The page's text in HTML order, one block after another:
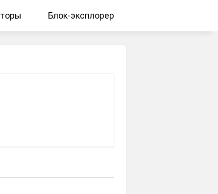
Блок-эксплорер